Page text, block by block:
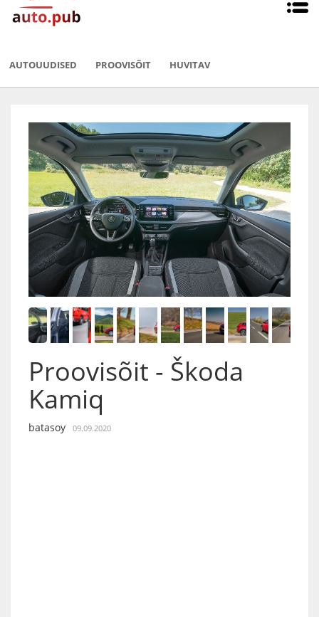
AUTOUUDISED PROOVISÕIT HUVITAV
Proovisõit - Škoda
Kamiq
batasoy 09.09.2020